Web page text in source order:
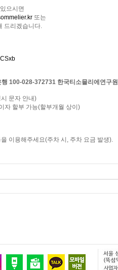
있으시면
또는
드리겠습니다.
행 100-028-372731 한국티소믈리에연구원
문자 안내)
자 할부 가능(할부개월 상이 )
이용해주세요(주차 시 , 주차 요금 발생).